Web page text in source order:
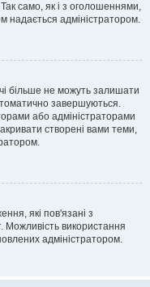
само, як і з оголошеннями,
надається адміністратором.
більше не можуть залишати
завершуються.
або адміністраторами
створені вами теми,
які пов'язані з
Можливість використання
адміністратором.